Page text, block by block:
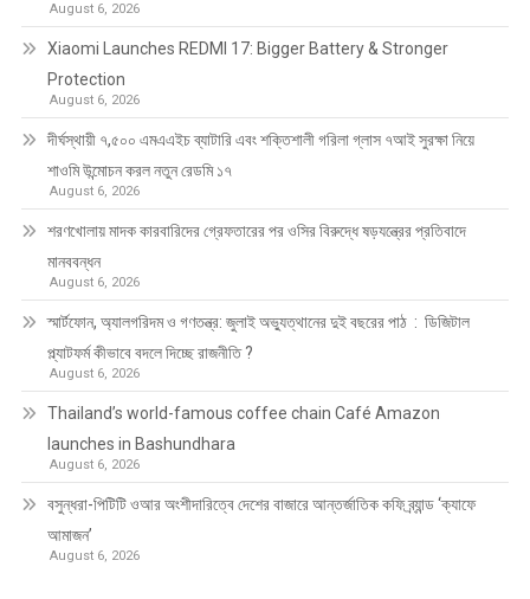
August 6, 2026
Xiaomi Launches REDMI 17: Bigger Battery & Stronger
Protection
August 6, 2026
দীর্ঘস্থায়ী ৭,৫০০ এমএএইচ ব্যাটারি এবং শক্তিশালী গরিলা গ্লাস ৭আই সুরক্ষা নিয়ে
শাওমি উন্মোচন করল নতুন রেডমি ১৭
August 6, 2026
শরণখোলায় মাদক কারবারিদের গ্রেফতারের পর ওসির বিরুদ্ধে ষড়যন্ত্রের প্রতিবাদে
মানববন্ধন
August 6, 2026
স্মার্টফোন, অ্যালগরিদম ও গণতন্ত্র: জুলাই অভ্যুত্থানের দুই বছরের পাঠ : ডিজিটাল
প্ল্যাটফর্ম কীভাবে বদলে দিচ্ছে রাজনীতি ?
August 6, 2026
Thailand’s world-famous coffee chain Café Amazon
launches in Bashundhara
August 6, 2026
বসুন্ধরা-পিটিটি ওআর অংশীদারিত্বে দেশের বাজারে আন্তর্জাতিক কফি ব্র্যান্ড ‘ক্যাফে
আমাজন’
August 6, 2026